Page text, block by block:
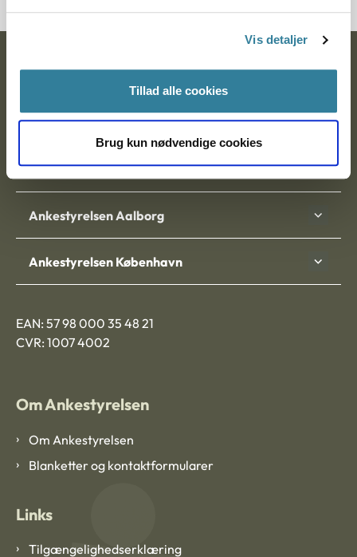
Vis detaljer
Tillad alle cookies
Brug kun nødvendige cookies
Ankestyrelsen
Nytorv 7, 2. sal
Ankestyrelsen Aalborg
Ankestyrelsen København
EAN: 57 98 000 35 48 21
CVR: 1007 4002
Om Ankestyrelsen
Om Ankestyrelsen
Blanketter og kontaktformularer
Links
Tilgængelighedserklæring